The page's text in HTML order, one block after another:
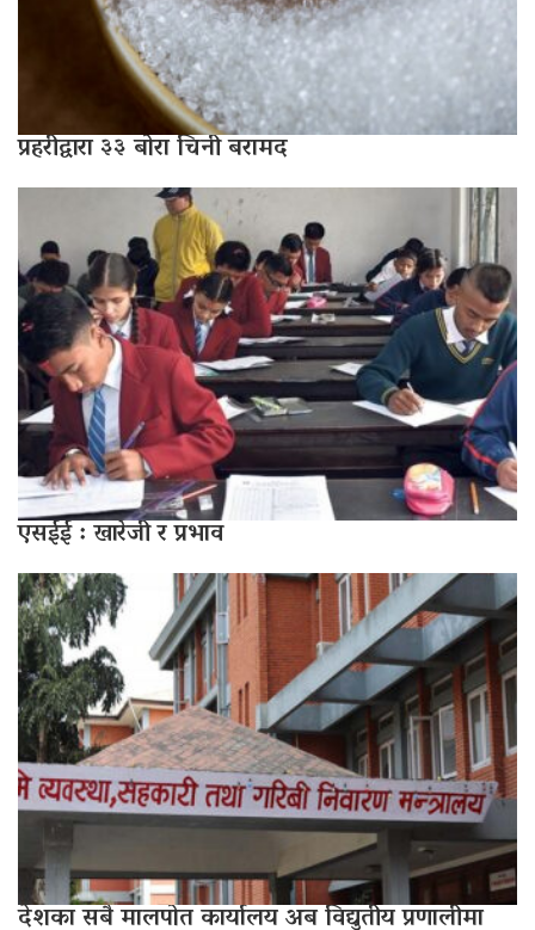
प्रहरीद्वारा ३३ बोरा चिनी बरामद
एसईई : खारेजी र प्रभाव
देशका सबै मालपोत कार्यालय अब विद्युतीय प्रणालीमा